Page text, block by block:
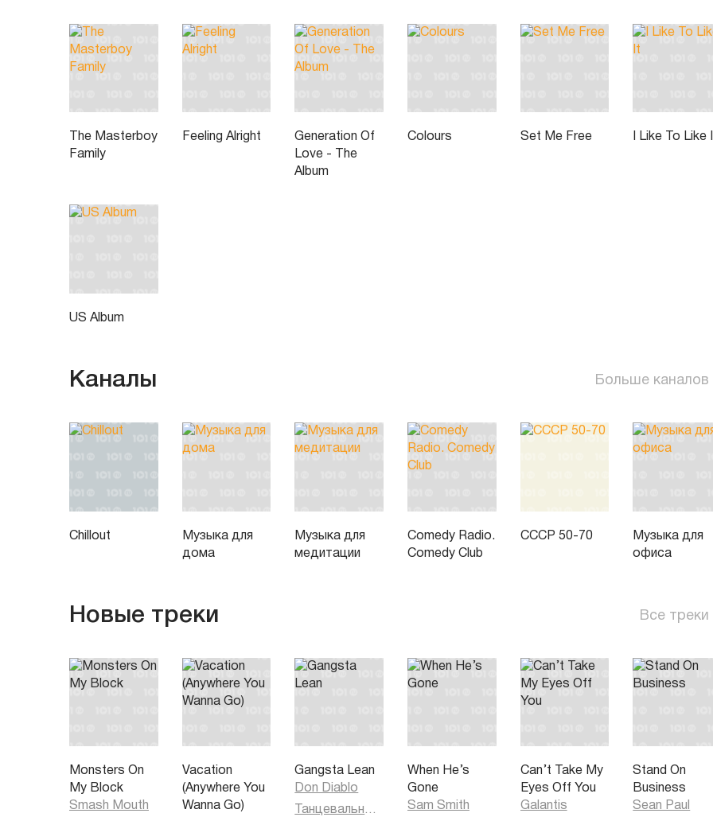
The Masterboy
Family
Feeling Alright
Generation Of
Love - The
Album
Colours Set Me Free I Like To Like
US Album
Каналы Больше каналов
Chillout
Музыка для
дома
Музыка для
медитации
Comedy Radio.
Comedy Club
СССР 50-70
Музыка для
офиса
Новые треки Все треки
Monsters On
My Block
Smash Mouth
Vacation
(Anywhere You
Wanna Go)
Gangsta Lean
Don Diablo
Танцевальная музыка
When He’s
Gone
Sam Smith
Can’t Take My
Eyes Off You
Galantis
Stand On
Business
Sean Paul